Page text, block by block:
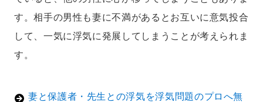
す。相手の男性も妻に不満があるとお互いに意気投合
して、一気に浮気に発展してしまうことが考えられま
す。
妻と保護者・先生との浮気を浮気問題のプロへ無